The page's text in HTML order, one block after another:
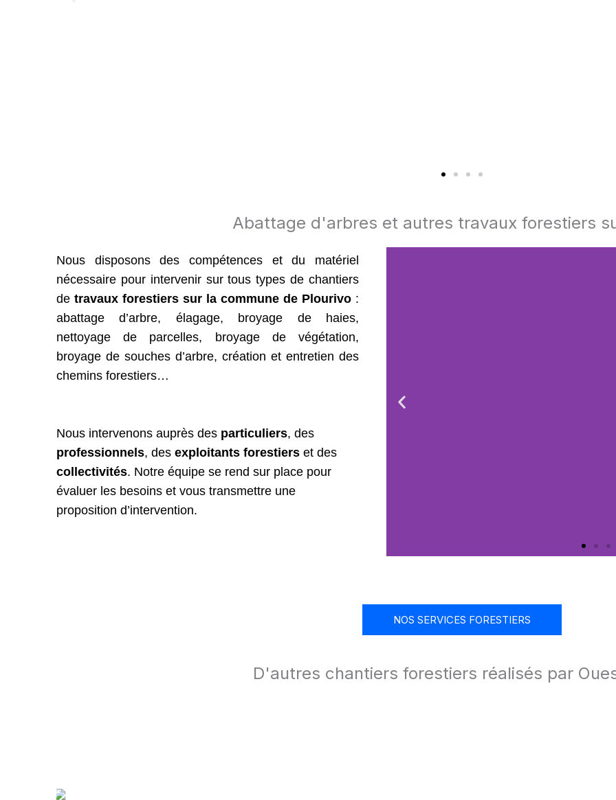
Abattage d'arbres et autres travaux forestiers
Nous disposons des compétences et du matériel
nécessaire pour intervenir sur tous types de chantiers
de travaux forestiers sur la commune de Plourivo :
abattage d’arbre, élagage, broyage de haies,
nettoyage de parcelles, broyage de végétation,
broyage de souches d’arbre, création et entretien des
chemins forestiers…
Nous intervenons auprès des particuliers, des
professionnels, des exploitants forestiers et des
collectivités. Notre équipe se rend sur place pour
évaluer les besoins et vous transmettre une
proposition d’intervention.
NOS SERVICES FORESTIERS
D'autres chantiers forestiers réalisés par